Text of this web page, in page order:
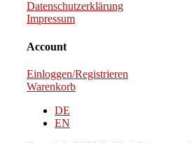
Datenschutzerklärung
Impressum
Account
Einloggen/Registrieren
Warenkorb
DE
EN